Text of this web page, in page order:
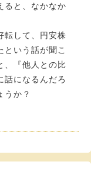
ると、なかなか
転して、円安株
いう話が聞こ
、『他人との比
話になるんだろ
うか？